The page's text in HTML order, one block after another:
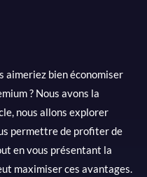
aimeriez bien économiser
? Nous avons la
nous allons explorer
permettre de profiter de
en vous présentant la
maximiser ces avantages.